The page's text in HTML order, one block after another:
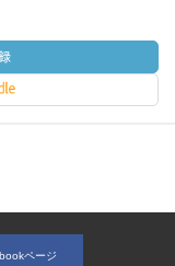
ページ